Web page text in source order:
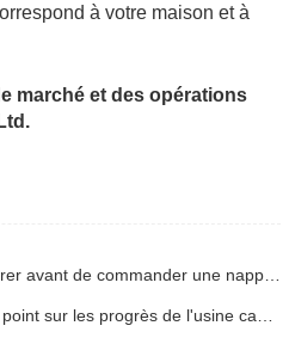
à votre maison et à
marché et des opérations